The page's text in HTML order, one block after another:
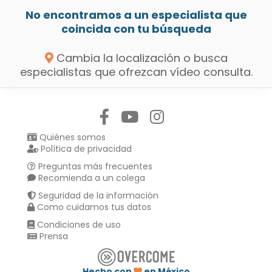
No encontramos a un especialista que
coincida con tu búsqueda
Cambia la localización o busca
especialistas que ofrezcan vídeo consulta.
Quiénes somos
Política de privacidad
Preguntas más frecuentes
Recomienda a un colega
Seguridad de la información
Como cuidamos tus datos
Condiciones de uso
Prensa